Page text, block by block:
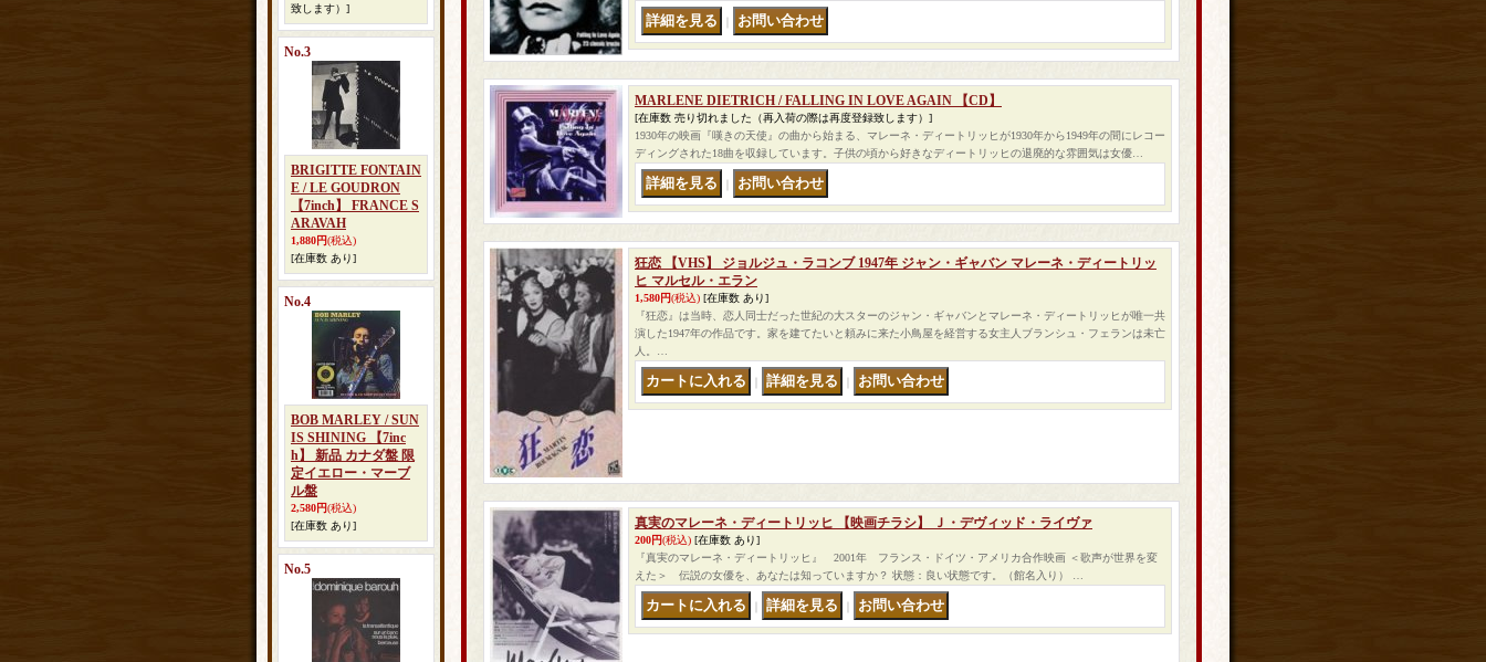
致します）]
No.3
BRIGITTE FONTAIN
E / LE GOUDRON
【7inch】 FRANCE S
ARAVAH
1,880円(税込)
[在庫数 あり]
No.4
BOB MARLEY / SUN
IS SHINING 【7inc
h】 新品 カナダ盤 限
定イエロー・マーブ
ル盤
2,580円(税込)
[在庫数 あり]
No.5
MARLENE DIETRICH / FALLING IN LOVE AGAIN 【CD】
[在庫数 売り切れました（再入荷の際は再度登録致します）]
1930年の映画『嘆きの天使』の曲から始まる、マレーネ・ディートリッヒが1930年から1949年の間にレコー
ディングされた18曲を収録しています。子供の頃から好きなディートリッヒの退廃的な雰囲気は女優…
狂恋 【VHS】 ジョルジュ・ラコンブ 1947年 ジャン・ギャバン マレーネ・ディートリッ
ヒ マルセル・エラン
1,580円(税込) [在庫数 あり]
『狂恋』は当時、恋人同士だった世紀の大スターのジャン・ギャバンとマレーネ・ディートリッヒが唯一共
演した1947年の作品です。家を建てたいと頼みに来た小鳥屋を経営する女主人ブランシュ・フェランは未亡
人。…
真実のマレーネ・ディートリッヒ 【映画チラシ】 Ｊ・デヴィッド・ライヴァ
200円(税込) [在庫数 あり]
『真実のマレーネ・ディートリッヒ』 2001年 フランス・ドイツ・アメリカ合作映画 ＜歌声が世界を変
えた＞ 伝説の女優を、あなたは知っていますか？ 状態：良い状態です。（館名入り） …